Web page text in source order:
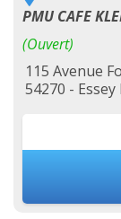
PMU CAFE
(Ouvert)
115 Avenue
54270 -